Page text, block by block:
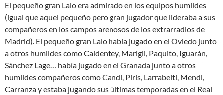
El pequeño gran Lalo era admirado en los equipos humildes
(igual que aquel pequeño pero gran jugador que lideraba a sus
compañeros en los campos arenosos de los extrarradios de
Madrid). El pequeño gran Lalo había jugado en el Oviedo junto
a otros humildes como Caldentey, Marigil, Paquito, Iguarán,
Sánchez Lage… había jugado en el Granada junto a otros
humildes compañeros como Candi, Piris, Larrabeiti, Mendi,
Carranza y estaba jugando sus últimas temporadas en el Real